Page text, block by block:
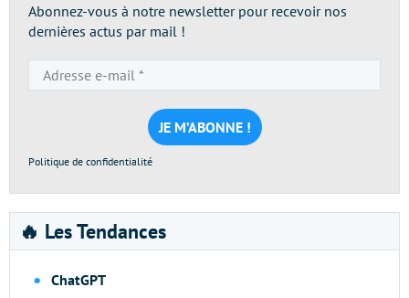
Abonnez-vous à notre newsletter pour recevoir nos
dernières actus par mail !
e-
mail
*
Politique de confidentialité
🔥 Les Tendances
ChatGPT